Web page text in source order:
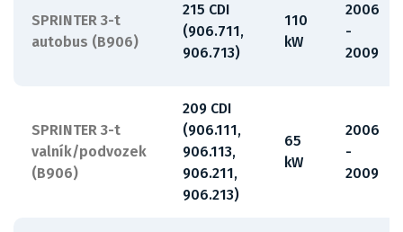
SPRINTER 3-t
autobus (B906)
215 CDI
(906.711,
906.713)
110
kW
2006
-
2009
SPRINTER 3-t
valník/podvozek
(B906)
209 CDI
(906.111,
906.113,
906.211,
906.213)
65
kW
2006
-
2009